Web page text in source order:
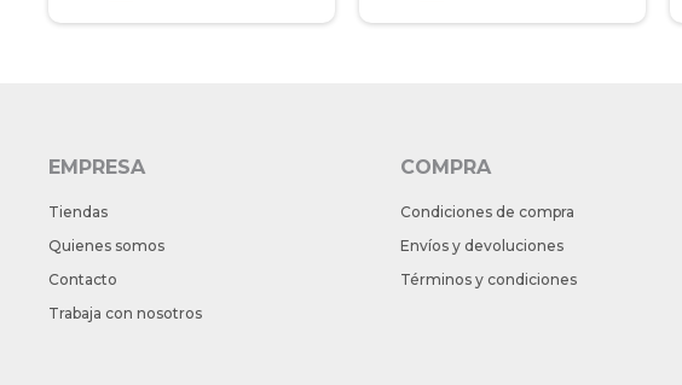
EMPRESA
Tiendas
Quienes somos
Contacto
Trabaja con nosotros
COMPRA
Condiciones de compra
Envíos y devoluciones
Términos y condiciones